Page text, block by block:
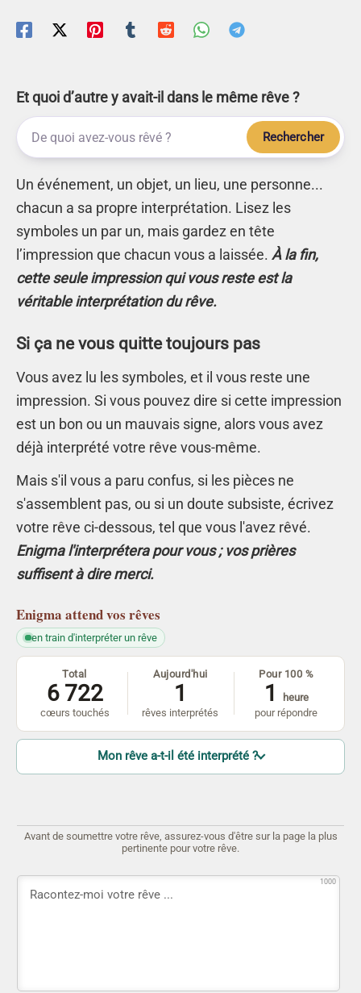
Et quoi d’autre y avait-il dans le même rêve ?
Rechercher
Un événement, un objet, un lieu, une personne...
chacun a sa propre interprétation. Lisez les
symboles un par un, mais gardez en tête
l’impression que chacun vous a laissée. À la fin,
cette seule impression qui vous reste est la
véritable interprétation du rêve.
Si ça ne vous quitte toujours pas
Vous avez lu les symboles, et il vous reste une
impression. Si vous pouvez dire si cette impression
est un bon ou un mauvais signe, alors vous avez
déjà interprété votre rêve vous-même.
Mais s'il vous a paru confus, si les pièces ne
s'assemblent pas, ou si un doute subsiste, écrivez
votre rêve ci-dessous, tel que vous l'avez rêvé.
Enigma l'interprétera pour vous ; vos prières
suffisent à dire merci.
Enigma attend vos rêves
en train d'interpréter un rêve
Total
6 722
cœurs touchés
Aujourd'hui
1
rêves interprétés
Pour 100 %
1
heure
pour répondre
Mon rêve a-t-il été interprété ?
Avant de soumettre votre rêve, assurez-vous d'être sur la page la plus
pertinente pour votre rêve.
1000